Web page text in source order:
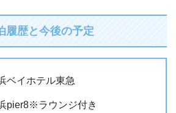
履歴と今後の予定
ベイホテル東急
pier8※ラウンジ付き